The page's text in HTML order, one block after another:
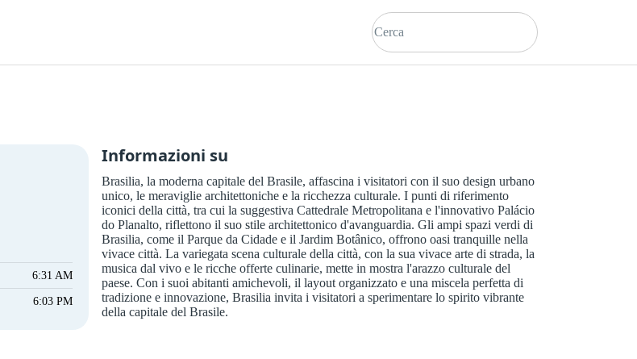
6:31 AM
6:03 PM
Informazioni su
Brasilia, la moderna capitale del Brasile, affascina i visitatori con il suo design urbano
unico, le meraviglie architettoniche e la ricchezza culturale. I punti di riferimento
iconici della città, tra cui la suggestiva Cattedrale Metropolitana e l'innovativo Palácio
do Planalto, riflettono il suo stile architettonico d'avanguardia. Gli ampi spazi verdi di
Brasilia, come il Parque da Cidade e il Jardim Botânico, offrono oasi tranquille nella
vivace città. La variegata scena culturale della città, con la sua vivace arte di strada, la
musica dal vivo e le ricche offerte culinarie, mette in mostra l'arazzo culturale del
paese. Con i suoi abitanti amichevoli, il layout organizzato e una miscela perfetta di
tradizione e innovazione, Brasilia invita i visitatori a sperimentare lo spirito vibrante
della capitale del Brasile.